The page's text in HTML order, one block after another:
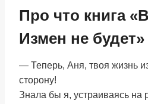
Про что книга
Измен не будет»
— Теперь, Аня, твоя жизнь
сторону!
Знала бы я, устраиваясь на